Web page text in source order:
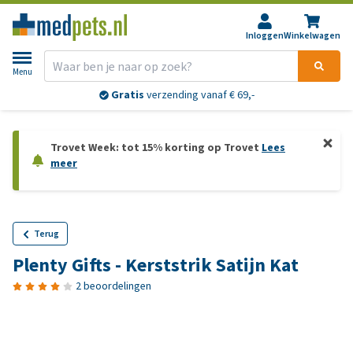
InloggenWinkelwagen
Menu
Gratis verzending vanaf € 69,-
Trovet Week: tot 15% korting op Trovet Lees
meer
Terug
Plenty Gifts - Kerststrik Satijn Kat
2 beoordelingen